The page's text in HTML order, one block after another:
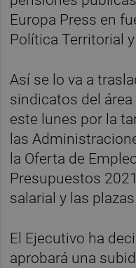
Europa Press en
Política Territorial
Así se lo va a
sindicatos del
este lunes por la
las
la Oferta de
Presupuestos
salarial y las
El Ejecutivo ha
aprobará una